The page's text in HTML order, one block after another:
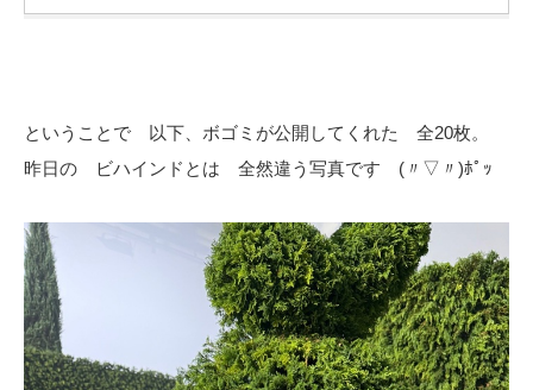
ということで 以下、ボゴミが公開してくれた 全20枚。
昨日の ビハインドとは 全然違う写真です (〃▽〃)ﾎﾟｯ